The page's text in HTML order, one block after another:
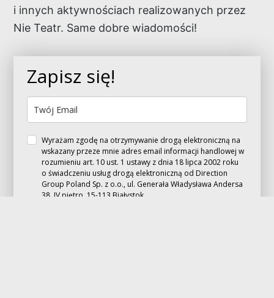
i innych aktywnościach realizowanych przez
Nie Teatr. Same dobre wiadomości!
Zapisz się!
Wyrażam zgodę na otrzymywanie drogą elektroniczną na
wskazany przeze mnie adres email informacji handlowej w
rozumieniu art. 10 ust. 1 ustawy z dnia 18 lipca 2002 roku
o świadczeniu usług drogą elektroniczną od Direction
Group Poland Sp. z o.o., ul. Generała Władysława Andersa
38, IV piętro, 15-113 Białystok.